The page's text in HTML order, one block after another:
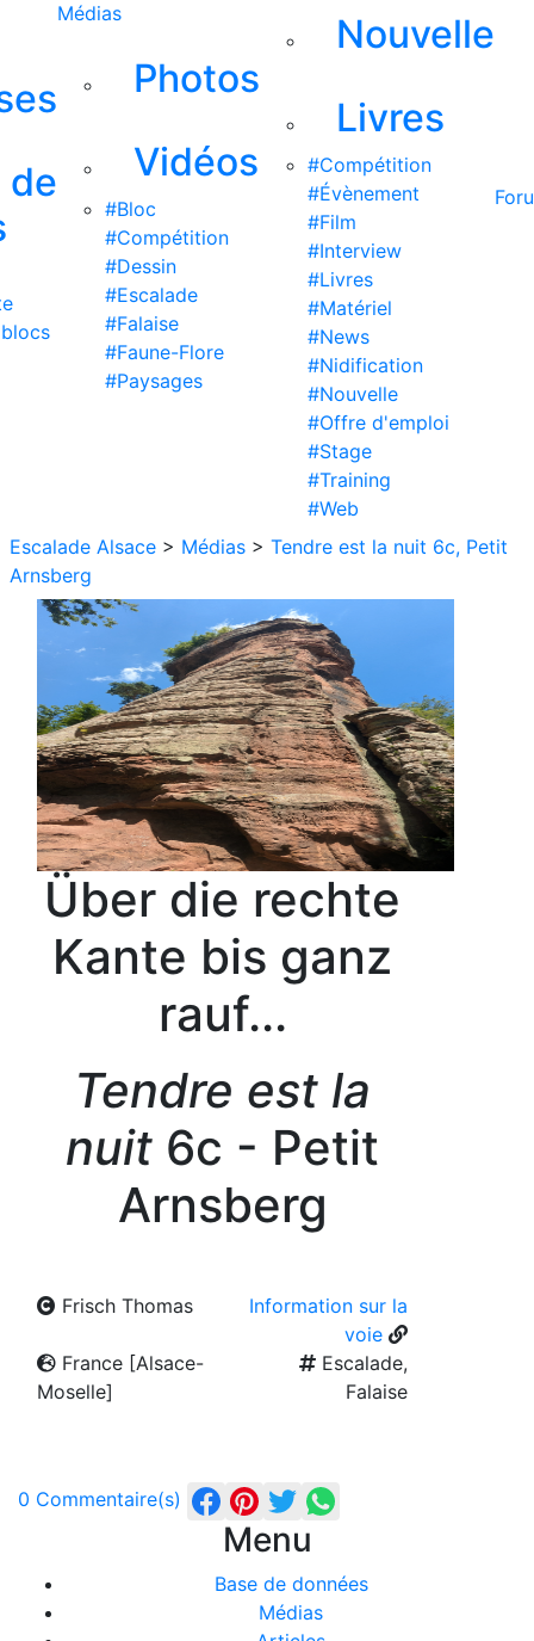
de
Médias
Photos
Vidéos
#Bloc
#Compétition
#Dessin
#Escalade
#Falaise
#Faune-Flore
#Paysages
Nouvelle
Livres
#Compétition
#Évènement
#Film
#Interview
#Livres
#Matériel
#News
#Nidification
#Nouvelle
#Offre d'emploi
#Stage
#Training
#Web
Escalade Alsace > Médias > Tendre est la nuit 6c, Petit
Arnsberg
Über die rechte
Kante bis ganz
rauf...
Tendre est la
nuit 6c - Petit
Arnsberg
Frisch Thomas
Information sur la
voie
France [Alsace-
Moselle]
Escalade,
Falaise
0 Commentaire(s)
Menu
Base de données
Médias